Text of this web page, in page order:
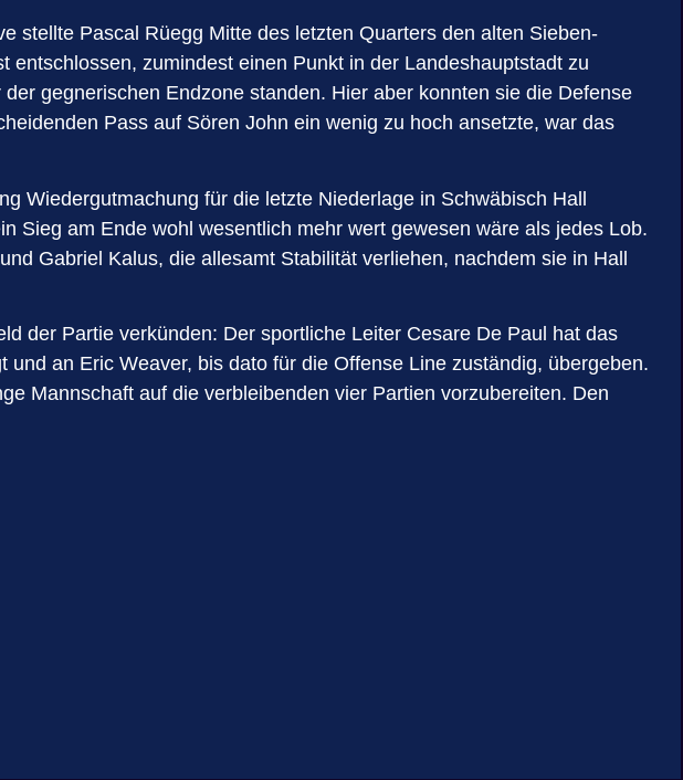
stellte Pascal Rüegg Mitte des letzten Quarters den alten Sieben-
zumindest einen Punkt in der Landeshauptstadt zu
gegnerischen Endzone standen. Hier aber konnten sie die Defense
Pass auf Sören John ein wenig zu hoch ansetzte, war das
Wiedergutmachung für die letzte Niederlage in Schwäbisch Hall
Sieg am Ende wohl wesentlich mehr wert gewesen wäre als jedes Lob.
Gabriel Kalus, die allesamt Stabilität verliehen, nachdem sie in Hall
der Partie verkünden: Der sportliche Leiter Cesare De Paul hat das
an Eric Weaver, bis dato für die Offense Line zuständig, übergeben.
Mannschaft auf die verbleibenden vier Partien vorzubereiten. Den